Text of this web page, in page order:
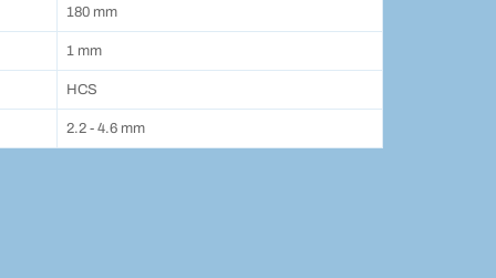
180 mm
1 mm
HCS
2.2 - 4.6 mm